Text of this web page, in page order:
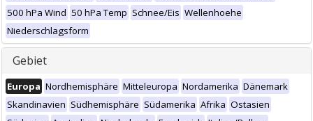
500 hPa Wind 50 hPa Temp Schnee/Eis Wellenhoehe
Niederschlagsform
Gebiet
Europa Nordhemisphäre Mitteleuropa Nordamerika Dänemark
Skandinavien Südhemisphäre Südamerika Afrika Ostasien